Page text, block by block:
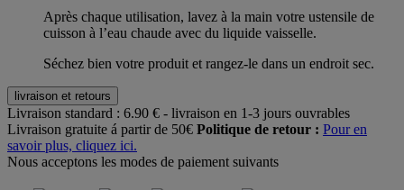
Après chaque utilisation, lavez à la main votre ustensile de
cuisson à l’eau chaude avec du liquide vaisselle.
Séchez bien votre produit et rangez-le dans un endroit sec.
livraison et retours
Livraison standard : 6.90 € - livraison en 1-3 jours ouvrables
Livraison gratuite á partir de 50€ Politique de retour : Pour en
savoir plus, cliquez ici.
Nous acceptons les modes de paiement suivants